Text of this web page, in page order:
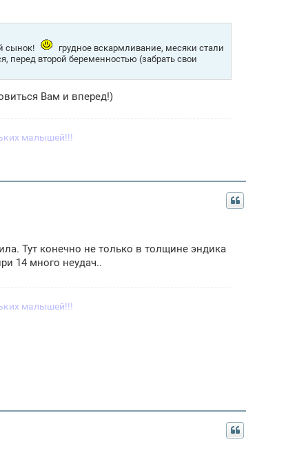
сынок!
грудное вскармливание, месяки стали
перед второй беременностью (забрать свои
Вам и вперед!)
малышей!!!
Тут конечно не только в толщине эндика
14 много неудач..
малышей!!!